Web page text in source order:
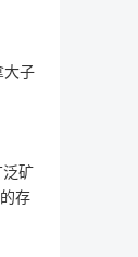
大子
泛矿
存